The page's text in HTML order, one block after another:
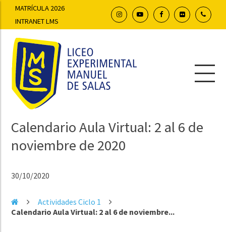
MATRÍCULA 2026
INTRANET LMS
Calendario Aula Virtual: 2 al 6 de
noviembre de 2020
30/10/2020
Actividades Ciclo 1
Calendario Aula Virtual: 2 al 6 de noviembre...